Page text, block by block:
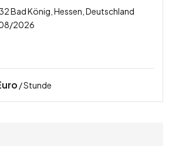
Bad König, Hessen, Deutschland
2026
/ Stunde